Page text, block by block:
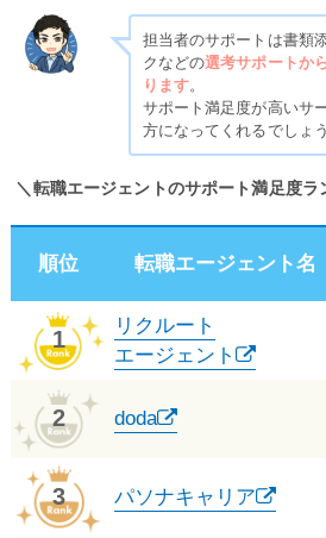
担当者のサポートは書類
クなどの選考サポートか
ります。
サポート満足度が高いサ
方になってくれるでしょう
＼転職エージェントのサポート満足度ラ
順位 転職エージェント名
1
リクルート
エージェント
2 doda
3 パソナキャリア